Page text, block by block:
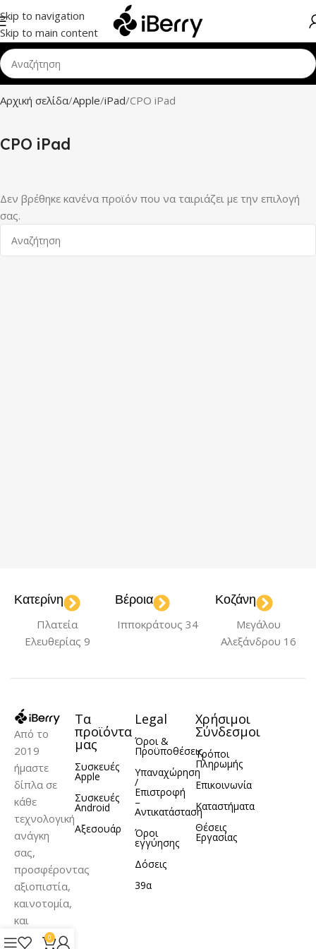
Skip to navigation
Skip to main content
Αρχική σελίδα Apple iPad CPO iPad
CPO iPad
Δεν βρέθηκε κανένα προϊόν που να ταιριάζει με την επιλογή
σας.
Κατερίνη
Πλατεία
Ελευθερίας 9
Βέροια
Ιπποκράτους 34
Κοζάνη
Μεγάλου
Αλεξάνδρου 16
Από το
2019
ήμαστε
δίπλα σε
κάθε
τεχνολογική
ανάγκη
σας,
προσφέροντας
αξιοπιστία,
καινοτομία,
και
σωστή
Τα
προϊόντα
μας
Συσκευές
Apple
Συσκευές
Android
Αξεσουάρ
Legal
Όροι &
Προϋποθέσεις
Υπαναχώρηση
/
Επιστροφή
–
Αντικατάσταση
Όροι
εγγύησης
Δόσεις
39α
Χρήσιμοι
Σύνδεσμοι
Τρόποι
Πληρωμής
Επικοινωνία
Καταστήματα
Θέσεις
Εργασίας
0